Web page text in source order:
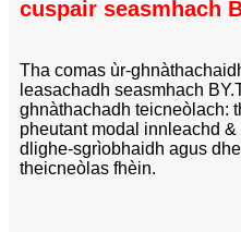
cuspair seasmhach
Tha comas ùr-
leasachadh seasmhach BY.
ghnàthachadh teicneòlach:
pheutant modal innleachd
dlighe-sgrìobhaidh agus
theicneòlas fhèin.